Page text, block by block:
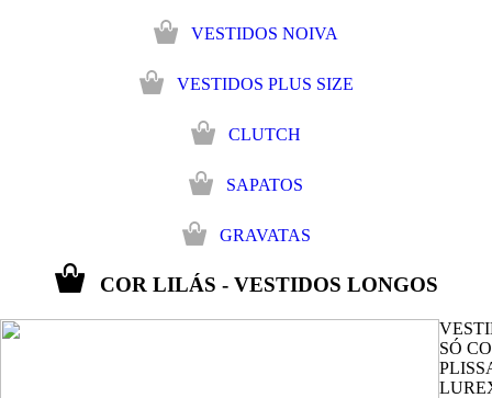
VESTIDOS NOIVA
VESTIDOS PLUS SIZE
CLUTCH
SAPATOS
GRAVATAS
COR LILÁS - VESTIDOS LONGOS
SÓ